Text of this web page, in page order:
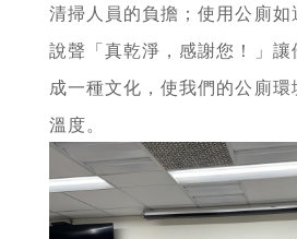
清掃人員的負擔；使用公廁如
說聲「真乾淨，感謝您！」讓
成一種文化，使我們的公廁
溫度。